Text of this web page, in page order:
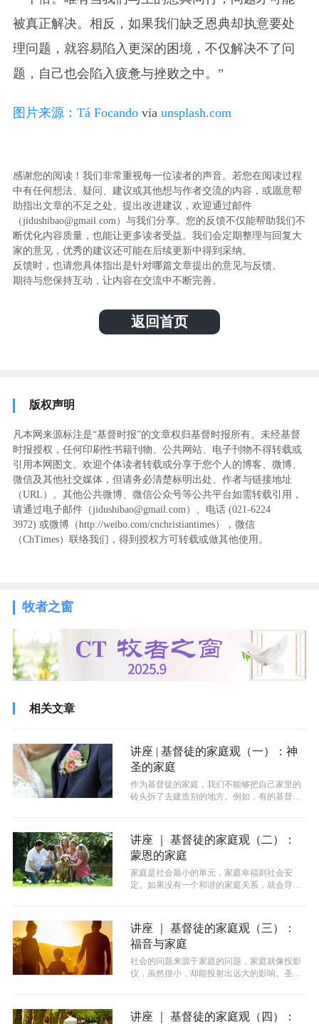
被真正解决。相反，如果我们缺乏恩典却执意要处
理问题，就容易陷入更深的困境，不仅解决不了问
题，自己也会陷入疲惫与挫败之中。”
图片来源： Tá Focandovia unsplash.com
感谢您的阅读！我们非常重视每一位读者的声音。若您在阅读过程
中有任何想法、疑问、建议或其他想与作者交流的内容，或愿意帮
助指出文章的不足之处、提出改进建议，欢迎通过邮件
（jidushibao@gmail.com）与我们分享。您的反馈不仅能帮助我们不
断优化内容质量，也能让更多读者受益。我们会定期整理与回复大
家的意见，优秀的建议还可能在后续更新中得到采纳。
反馈时，也请您具体指出是针对哪篇文章提出的意见与反馈。
期待与您保持互动，让内容在交流中不断完善。
返回首页
版权声明
凡本网来源标注是“基督时报”的文章权归基督时报所有。未经基督
时报授权，任何印刷性书籍刊物、公共网站、电子刊物不得转载或
引用本网图文。欢迎个体读者转载或分享于您个人的博客、微博、
微信及其他社交媒体，但请务必清楚标明出处、作者与链接地址
（URL）。其他公共微博、微信公众号等公共平台如需转载引用，
请通过电子邮件（jidushibao@gmail.com）、电话 (021-6224
3972) ‬或微博（http://weibo.com/cnchristiantimes），微信
（ChTimes）联络我们，得到授权方可转载或做其他使用。
牧者之窗
相关文章
讲座 | 基督徒的家庭观（一）：神
圣的家庭
作为基督徒的家庭，我们不能够把自己家里的
砖头拆了去建造别的地方。例如，有的基督徒
讲座 ｜ 基督徒的家庭观（二）：
蒙恩的家庭
家庭是社会最小的单元，家庭幸福则社会安
定。如果没有一个和谐的家庭关系，就会导致
讲座 ｜ 基督徒的家庭观（三）：
福音与家庭
社会的问题来源于家庭的问题，家庭就像投影
仪，虽然很小，却能投射出远大的影响。圣书
讲座 ｜ 基督徒的家庭观（四）：